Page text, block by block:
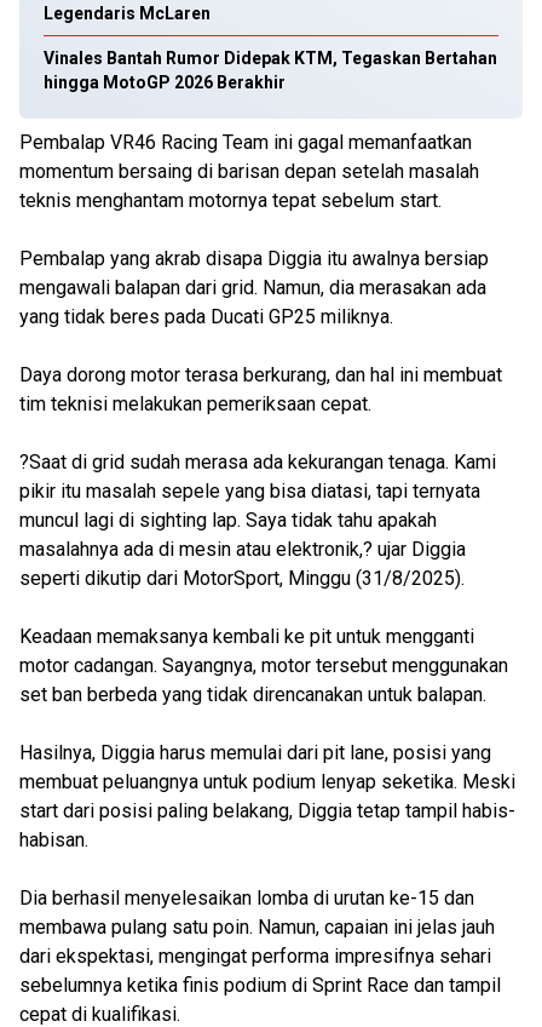
Legendaris McLaren
Vinales Bantah Rumor Didepak KTM, Tegaskan Bertahan
hingga MotoGP 2026 Berakhir
Pembalap VR46 Racing Team ini gagal memanfaatkan
momentum bersaing di barisan depan setelah masalah
teknis menghantam motornya tepat sebelum start.
Pembalap yang akrab disapa Diggia itu awalnya bersiap
mengawali balapan dari grid. Namun, dia merasakan ada
yang tidak beres pada Ducati GP25 miliknya.
Daya dorong motor terasa berkurang, dan hal ini membuat
tim teknisi melakukan pemeriksaan cepat.
?Saat di grid sudah merasa ada kekurangan tenaga. Kami
pikir itu masalah sepele yang bisa diatasi, tapi ternyata
muncul lagi di sighting lap. Saya tidak tahu apakah
masalahnya ada di mesin atau elektronik,? ujar Diggia
seperti dikutip dari MotorSport, Minggu (31/8/2025).
Keadaan memaksanya kembali ke pit untuk mengganti
motor cadangan. Sayangnya, motor tersebut menggunakan
set ban berbeda yang tidak direncanakan untuk balapan.
Hasilnya, Diggia harus memulai dari pit lane, posisi yang
membuat peluangnya untuk podium lenyap seketika. Meski
start dari posisi paling belakang, Diggia tetap tampil habis-
habisan.
Dia berhasil menyelesaikan lomba di urutan ke-15 dan
membawa pulang satu poin. Namun, capaian ini jelas jauh
dari ekspektasi, mengingat performa impresifnya sehari
sebelumnya ketika finis podium di Sprint Race dan tampil
cepat di kualifikasi.